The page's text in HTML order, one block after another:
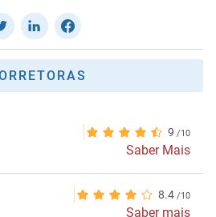
9
Saber Mais
8.4
Saber mais